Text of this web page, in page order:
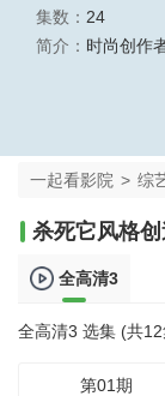
集数： 24
简介： 时尚创作
一起看影院 > 综
杀死它风格
全高清3
全高清3 选集 (共12
第01期